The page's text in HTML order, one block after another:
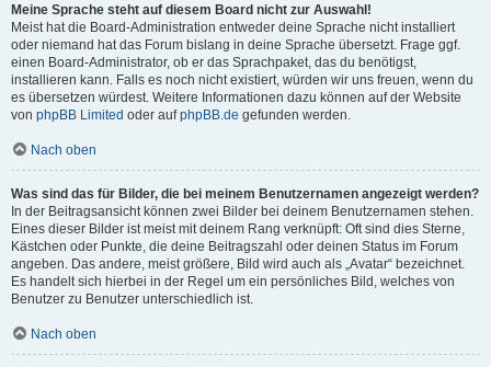
Meine Sprache steht auf diesem Board nicht zur Auswahl!
Meist hat die Board-Administration entweder deine Sprache nicht installiert
oder niemand hat das Forum bislang in deine Sprache übersetzt. Frage ggf.
einen Board-Administrator, ob er das Sprachpaket, das du benötigst,
installieren kann. Falls es noch nicht existiert, würden wir uns freuen, wenn du
es übersetzen würdest. Weitere Informationen dazu können auf der Website
von phpBB Limited oder aufphpBB.de gefunden werden.
Nach oben
Was sind das für Bilder, die bei meinem Benutzernamen angezeigt werden?
In der Beitragsansicht können zwei Bilder bei deinem Benutzernamen stehen.
Eines dieser Bilder ist meist mit deinem Rang verknüpft: Oft sind dies Sterne,
Kästchen oder Punkte, die deine Beitragszahl oder deinen Status im Forum
angeben. Das andere, meist größere, Bild wird auch als „Avatar“ bezeichnet.
Es handelt sich hierbei in der Regel um ein persönliches Bild, welches von
Benutzer zu Benutzer unterschiedlich ist.
Nach oben